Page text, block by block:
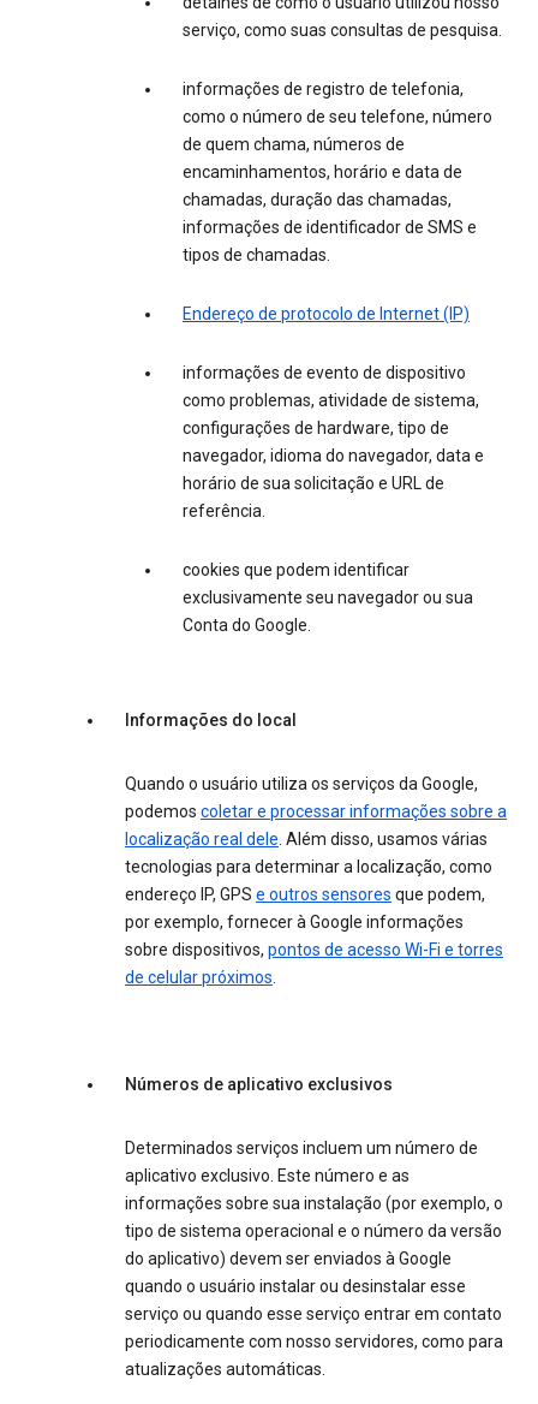
serviço, como suas consultas de pesquisa.
informações de registro de telefonia,
como o número de seu telefone, número
de quem chama, números de
encaminhamentos, horário e data de
chamadas, duração das chamadas,
informações de identificador de SMS e
tipos de chamadas.
Endereço de protocolo de Internet (IP)
informações de evento de dispositivo
como problemas, atividade de sistema,
configurações de hardware, tipo de
navegador, idioma do navegador, data e
horário de sua solicitação e URL de
referência.
cookies que podem identificar
exclusivamente seu navegador ou sua
Conta do Google.
Informações do local
Quando o usuário utiliza os serviços da Google,
podemos coletar e processar informações sobre a
localização real dele. Além disso, usamos várias
tecnologias para determinar a localização, como
endereço IP, GPS e outros sensores que podem,
por exemplo, fornecer à Google informações
sobre dispositivos, pontos de acesso Wi-Fi e torres
de celular próximos.
Números de aplicativo exclusivos
Determinados serviços incluem um número de
aplicativo exclusivo. Este número e as
informações sobre sua instalação (por exemplo, o
tipo de sistema operacional e o número da versão
do aplicativo) devem ser enviados à Google
quando o usuário instalar ou desinstalar esse
serviço ou quando esse serviço entrar em contato
periodicamente com nosso servidores, como para
atualizações automáticas.